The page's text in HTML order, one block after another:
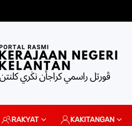
RAKYAT KAKITANGAN